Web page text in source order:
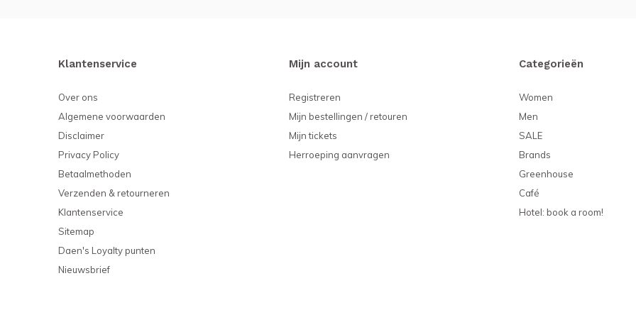
Klantenservice
Over ons
Algemene voorwaarden
Disclaimer
Privacy Policy
Betaalmethoden
Verzenden & retourneren
Klantenservice
Sitemap
Daen's Loyalty punten
Nieuwsbrief
Mijn account
Registreren
Mijn bestellingen / retouren
Mijn tickets
Herroeping aanvragen
Categorieën
Women
Men
SALE
Brands
Greenhouse
Café
Hotel: book a room!